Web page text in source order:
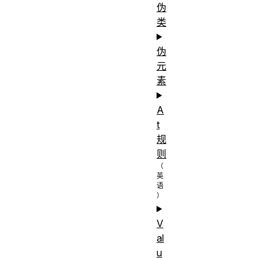
伪
类
伪
元
素
A
t
规
则
V
al
u